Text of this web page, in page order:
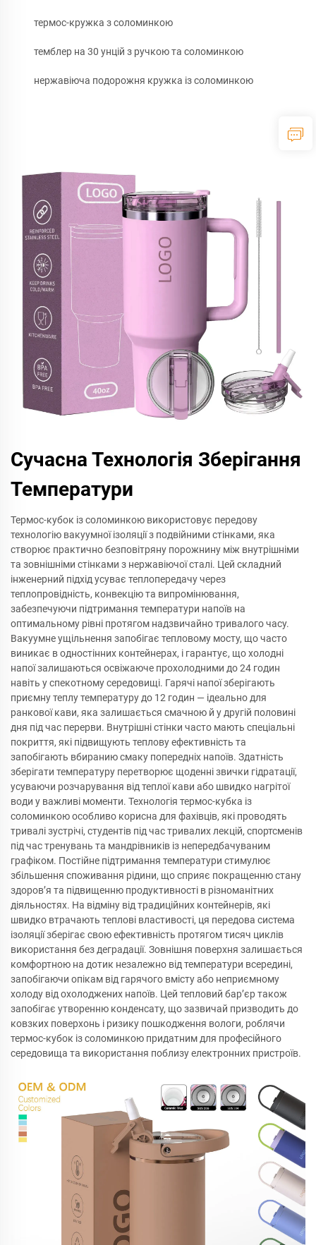
термос-кружка з соломинкою
темблер на 30 унцій з ручкою та соломинкою
нержавіюча подорожня кружка із соломинкою
Сучасна Технологія Зберігання
Температури
Термос-кубок із соломинкою використовує передову
технологію вакуумної ізоляції з подвійними стінками, яка
створює практично безповітряну порожнину між внутрішніми
та зовнішніми стінками з нержавіючої сталі. Цей складний
інженерний підхід усуває теплопередачу через
теплопровідність, конвекцію та випромінювання,
забезпечуючи підтримання температури напоїв на
оптимальному рівні протягом надзвичайно тривалого часу.
Вакуумне ущільнення запобігає тепловому мосту, що часто
виникає в одностінних контейнерах, і гарантує, що холодні
напої залишаються освіжаюче прохолодними до 24 годин
навіть у спекотному середовищі. Гарячі напої зберігають
приємну теплу температуру до 12 годин — ідеально для
ранкової кави, яка залишається смачною й у другій половині
дня під час перерви. Внутрішні стінки часто мають спеціальні
покриття, які підвищують теплову ефективність та
запобігають вбиранию смаку попередніх напоїв. Здатність
зберігати температуру перетворює щоденні звички гідратації,
усуваючи розчарування від теплої кави або швидко нагрітої
води у важливі моменти. Технологія термос-кубка із
соломинкою особливо корисна для фахівців, які проводять
тривалі зустрічі, студентів під час тривалих лекцій, спортсменів
під час тренувань та мандрівників із непередбачуваним
графіком. Постійне підтримання температури стимулює
збільшення споживання рідини, що сприяє покращенню стану
здоров’я та підвищенню продуктивності в різноманітних
діяльностях. На відміну від традиційних контейнерів, які
швидко втрачають теплові властивості, ця передова система
ізоляції зберігає свою ефективність протягом тисяч циклів
використання без деградації. Зовнішня поверхня залишається
комфортною на дотик незалежно від температури всередині,
запобігаючи опікам від гарячого вмісту або неприємному
холоду від охолоджених напоїв. Цей тепловий бар’єр також
запобігає утворенню конденсату, що зазвичай призводить до
ковзких поверхонь і ризику пошкодження вологи, роблячи
термос-кубок із соломинкою придатним для професійного
середовища та використання поблизу електронних пристроїв.